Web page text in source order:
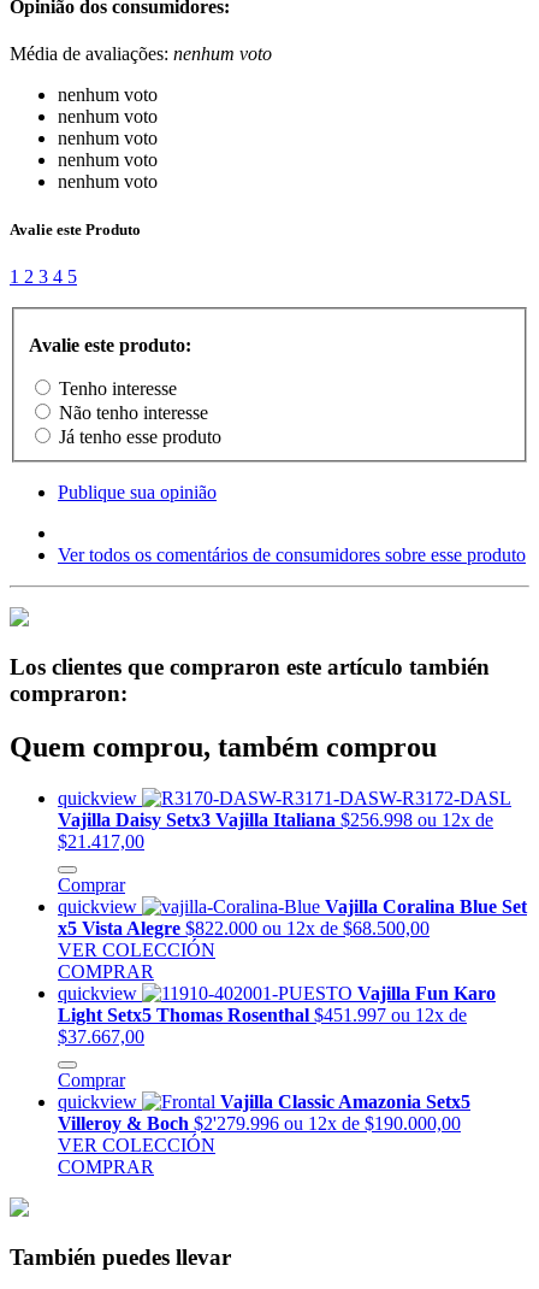
Opinião dos consumidores:
Média de avaliações: nenhum voto
nenhum voto
nenhum voto
nenhum voto
nenhum voto
nenhum voto
Avalie este Produto
1 2 3 4 5
Avalie este produto:
Tenho interesse
Não tenho interesse
Já tenho esse produto
Publique sua opinião
Ver todos os comentários de consumidores sobre esse produto
Los clientes que compraron este artículo también
compraron:
Quem comprou, também comprou
quickview
Vajilla Daisy Setx3 Vajilla Italiana $256.998 ou 12x de
$21.417,00
Comprar
quickview
Vajilla Coralina Blue Set
x5 Vista Alegre $822.000 ou 12x de $68.500,00
VER COLECCIÓN
COMPRAR
quickview
Vajilla Fun Karo
Light Setx5 Thomas Rosenthal $451.997 ou 12x de
$37.667,00
Comprar
quickview
Vajilla Classic Amazonia Setx5
Villeroy & Boch $2'279.996 ou 12x de $190.000,00
VER COLECCIÓN
COMPRAR
También puedes llevar